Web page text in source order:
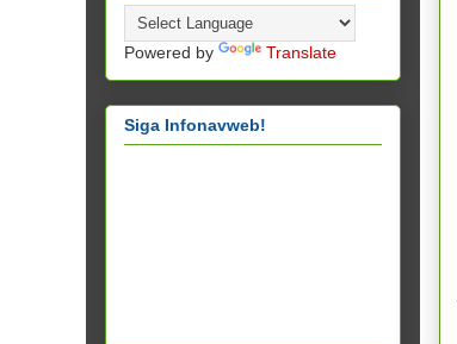
Powered by Translate
Siga Infonavweb!